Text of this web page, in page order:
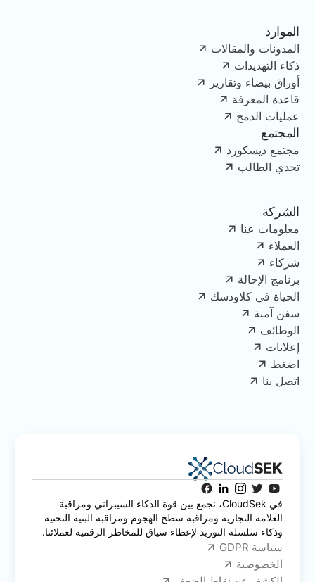
الموارد
المدونات والمقالات
ذكاء التهديدات
أوراق بيضاء وتقارير
قاعدة المعرفة
عمليات الدمج
المجتمع
مجتمع ديسكورد
تحدي الطالب
الشركة
معلومات عنا
العملاء
شركاء
برنامج الإحالة
الحياة في كلاودسك
سفن آمنة
الوظائف
إعلانات
اضغط
اتصل بنا
في CloudSek، نجمع بين قوة الذكاء السيبراني ومراقبة
العلامة التجارية ومراقبة سطح الهجوم ومراقبة البنية التحتية
وذكاء سلسلة التوريد لإعطاء سياق للمخاطر الرقمية لعملائنا.
سياسة GDPR
الخصوصية